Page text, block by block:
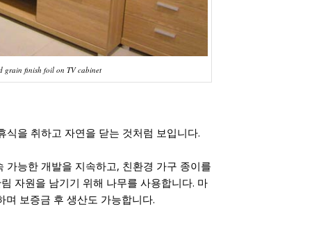
grain finish foil on TV cabinet
을 취하고 자연을 닫는 것처럼 보입니다.
능한 개발을 지속하고, 친환경 가구 종이를
자원을 남기기 위해 나무를 사용합니다. 마
보증금 후 생산도 가능합니다.